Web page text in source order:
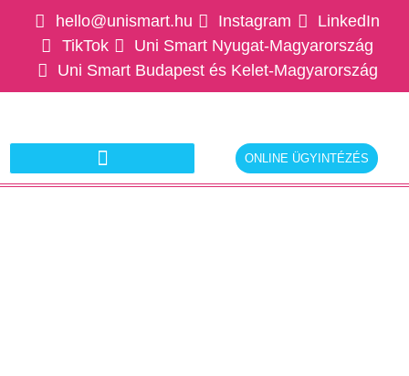
hello@unismart.hu Instagram
LinkedIn
TikTok
Uni Smart Nyugat-Magyarország
Uni Smart Budapest és Kelet-Magyarország
ONLINE ÜGYINTÉZÉS